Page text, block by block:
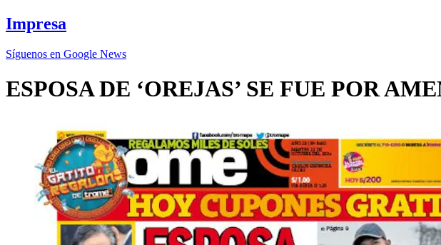
Impresa
Síguenos en Google News
ESPOSA DE ‘OREJAS’ SE FUE POR